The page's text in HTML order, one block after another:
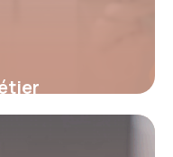
en